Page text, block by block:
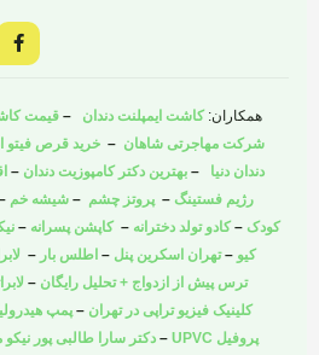
F
a
c
o
o
k
-
همکاران: کاشت ایمپلنت دندان – قیمت
شرکت مهاجرتی شاهان – خرید قرص فیتو
دندان دنیا – بهترین دکتر کامپوزیت دندان –
رژیم فستینگ – پروتز چشم – شیشه خم
کودک –کادو تولد دخترانه –کاپشن پسرانه –
کیو –تهران اسکرین پنل – اطلس بار –
ترس پیش از ازدواج + تحلیل رایگان –
کلینیک فیزیو تراپی در تهران – پمپ
پروفیل UPVC
– دکتر سارا طالبی پور